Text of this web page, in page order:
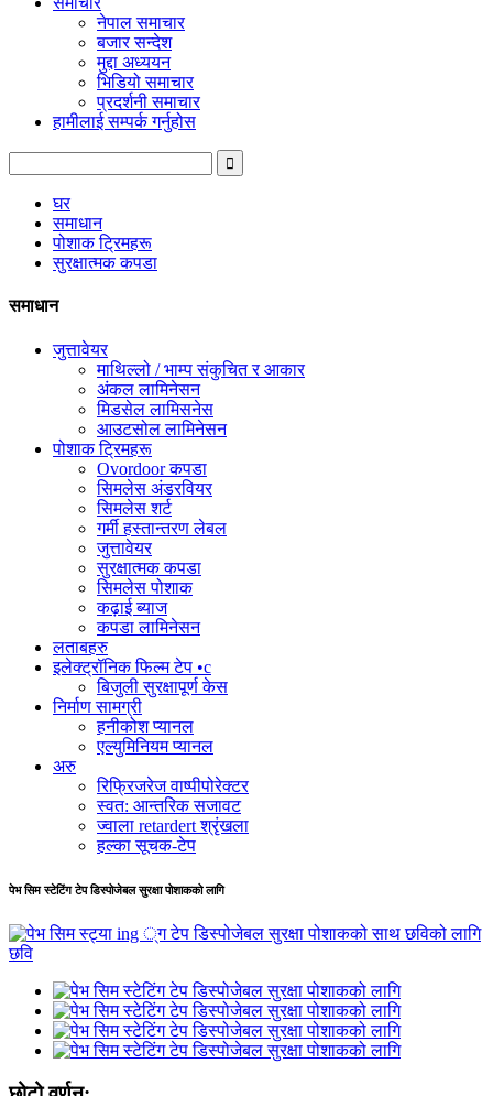
नेपाल समाचार
बजार सन्देश
मुद्दा अध्ययन
भिडियो समाचार
प्रदर्शनी समाचार
हामीलाई सम्पर्क गर्नुहोस
घर
समाधान
पोशाक ट्रिमहरू
सुरक्षात्मक कपडा
समाधान
जुत्तावेयर
माथिल्लो / भाम्प संकुचित र आकार
अंकल लामिनेसन
मिडसेल लामिसनेस
आउटसोल लामिनेसन
पोशाक ट्रिमहरू
Ovordoor कपडा
सिमलेस अंडरवियर
सिमलेस शर्ट
गर्मी हस्तान्तरण लेबल
जुत्तावेयर
सुरक्षात्मक कपडा
सिमलेस पोशाक
कढ़ाई ब्याज
कपडा लामिनेसन
लताबहरु
इलेक्ट्रॉनिक फिल्म टेप •c
बिजुली सुरक्षापूर्ण केस
निर्माण सामग्री
हनीकोश प्यानल
एल्युमिनियम प्यानल
अरु
रिफ्रिजरेज वाष्पीपोरेक्टर
स्वत: आन्तरिक सजावट
ज्वाला retardert श्रृंखला
हल्का सूचक-टेप
पेभ सिम स्टेटिंग टेप डिस्पोजेबल सुरक्षा पोशाकको लागि